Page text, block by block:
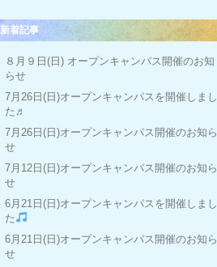
新着記事
８月９日(日) オープンキャンパス開催のお知
らせ
7月26日(日)オープンキャンパスを開催しまし
た♬
7月26日(日)オープンキャンパス開催のお知ら
せ
7月12日(日)オープンキャンパス開催のお知ら
せ
6月21日(日)オープンキャンパスを開催しまし
た
6月21日(日)オープンキャンパス開催のお知ら
せ